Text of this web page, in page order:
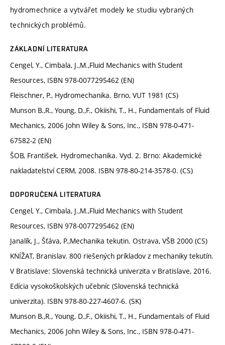
hydromechnice a vytvářet modely ke studiu vybraných
technických problémů.
ZÁKLADNÍ LITERATURA
Cengel, Y., Cimbala, J.,M.,Fluid Mechanics with Student
Resources, ISBN 978-0077295462 (EN)
Fleischner, P., Hydromechanika. Brno, VUT 1981 (CS)
Munson B.,R., Young, D.,F., Okiishi, T., H., Fundamentals of Fluid
Mechanics, 2006 John Wiley & Sons, Inc., ISBN 978-0-471-
67582-2 (EN)
ŠOB, František. Hydromechanika. Vyd. 2. Brno: Akademické
nakladatelství CERM, 2008. ISBN 978-80-214-3578-0. (CS)
DOPORUČENÁ LITERATURA
Cengel, Y., Cimbala, J.,M.,Fluid Mechanics with Student
Resources, ISBN 978-0077295462 (EN)
Janalík, J., Šťáva, P.,Mechanika tekutin. Ostrava, VŠB 2000 (CS)
KNÍŽAT, Branislav. 800 riešených príkladov z mechaniky tekutín.
V Bratislave: Slovenská technická univerzita v Bratislave, 2016.
Edícia vysokoškolských učebníc (Slovenská technická
univerzita). ISBN 978-80-227-4607-6. (SK)
Munson B.,R., Young, D.,F., Okiishi, T., H., Fundamentals of Fluid
Mechanics, 2006 John Wiley & Sons, Inc., ISBN 978-0-471-